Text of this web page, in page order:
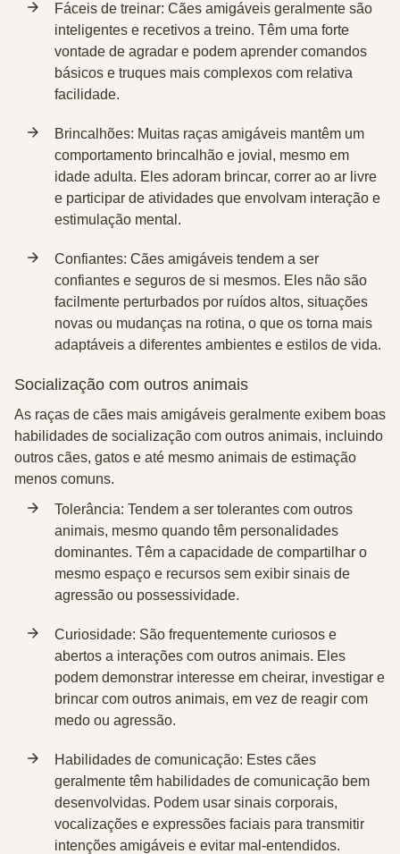
Fáceis de treinar: Cães amigáveis geralmente são
inteligentes e recetivos a treino. Têm uma forte
vontade de agradar e podem aprender comandos
básicos e truques mais complexos com relativa
facilidade.
Brincalhões: Muitas raças amigáveis mantêm um
comportamento brincalhão e jovial, mesmo em
idade adulta. Eles adoram brincar, correr ao ar livre
e participar de atividades que envolvam interação e
estimulação mental.
Confiantes: Cães amigáveis tendem a ser
confiantes e seguros de si mesmos. Eles não são
facilmente perturbados por ruídos altos, situações
novas ou mudanças na rotina, o que os torna mais
adaptáveis a diferentes ambientes e estilos de vida.
Socialização com outros animais
As raças de cães mais amigáveis geralmente exibem boas
habilidades de socialização com outros animais, incluindo
outros cães, gatos e até mesmo animais de estimação
menos comuns.
Tolerância: Tendem a ser tolerantes com outros
animais, mesmo quando têm personalidades
dominantes. Têm a capacidade de compartilhar o
mesmo espaço e recursos sem exibir sinais de
agressão ou possessividade.
Curiosidade: São frequentemente curiosos e
abertos a interações com outros animais. Eles
podem demonstrar interesse em cheirar, investigar e
brincar com outros animais, em vez de reagir com
medo ou agressão.
Habilidades de comunicação: Estes cães
geralmente têm habilidades de comunicação bem
desenvolvidas. Podem usar sinais corporais,
vocalizações e expressões faciais para transmitir
intenções amigáveis e evitar mal-entendidos.